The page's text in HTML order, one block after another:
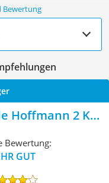
Hoffmann 2 K
Bewertung:
GUT